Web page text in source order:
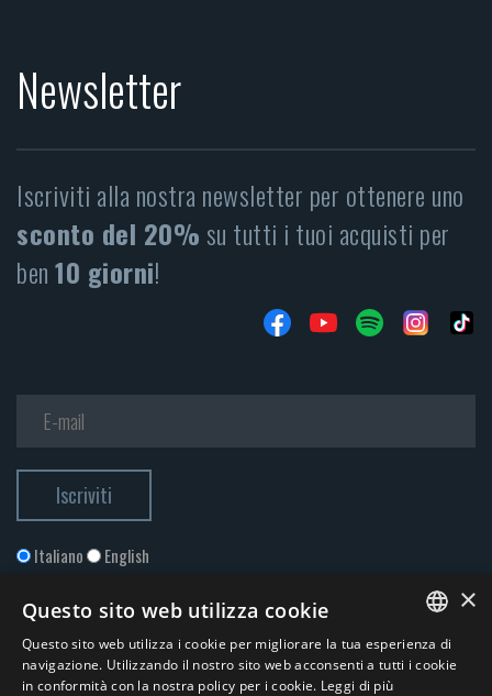
Newsletter
Iscriviti alla nostra newsletter per ottenere uno
sconto del 20%su tutti i tuoi acquisti per
ben10 giorni!
Italiano English
ITALIAN
×
Questo sito web utilizza cookie
Questo sito web utilizza i cookie per migliorare la tua esperienza di
navigazione. Utilizzando il nostro sito web acconsenti a tutti i cookie
in conformità con la nostra policy per i cookie. Leggi di più